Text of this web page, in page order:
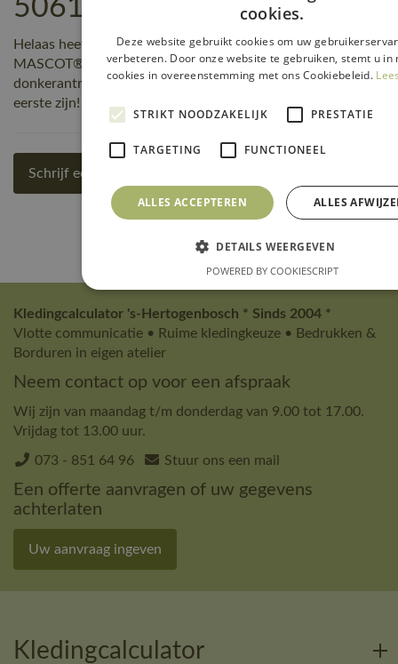
50610-962-1809 reviews
Helaas heeft nog niemand een beoordeling geschreven over
MASCOT® Workwear Polosweatshirt | UNIQUE | 1809
donkerantraciet/zwart | 50610-962-1809, maar jij kunt de
eerste zijn! Schrijf een review!
Schrijf een review
Kledingcalculator 's-Hertogenbosch * Sinds 2004 *
Vlotte communicatie • Ruime kledingkeuze • Bedrukken &
Borduren in eigen atelier
Neem contact op voor een afspraak
Wij zijn van maandag t/m donderdag van 9.00 tot 17.00.
Vrijdag tot 13.00 uur.
073 - 851 64 96 Stuur ons een mail
Een offerte aanvragen of uw gegevens
achterlaten
Uw aanvraag ingeven
Kledingcalculator
cookies.
Deze website gebruikt cookies om uw
verbeteren. Door onze website te gebruiken, stemt u in
cookies in overeenstemming met ons Cookiebeleid.
STRIKT NOODZAKELIJK PRESTATIE
TARGETING FUNCTIONEEL
ALLES ACCEPTEREN ALLES
DETAILS WEERGEVEN
POWERED BY COOKIESCRIPT